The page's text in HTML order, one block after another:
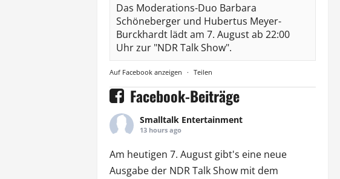
Das Moderations-Duo Barbara
Schöneberger und Hubertus Meyer-
Burckhardt lädt am 7. August ab 22:00
Uhr zur "NDR Talk Show".
Auf Facebook anzeigen · Teilen
Facebook-Beiträge
Smalltalk Entertainment
13 hours ago
Am heutigen 7. August gibt's eine neue
Ausgabe der NDR Talk Showmit dem